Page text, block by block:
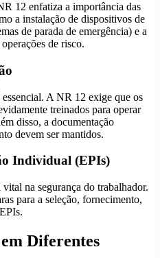
12 enfatiza a importância das
a instalação de dispositivos de
de parada de emergência) e a
de risco.
A NR 12 exige que os
treinados para operar
disso, a documentação
devem ser mantidos.
Individual (EPIs)
na segurança do trabalhador.
para a seleção, fornecimento,
Diferentes